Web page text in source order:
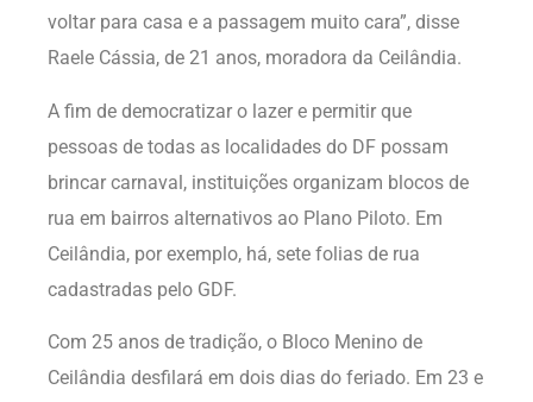
voltar para casa e a passagem muito cara”, disse
Raele Cássia, de 21 anos, moradora da Ceilândia.
A fim de democratizar o lazer e permitir que
pessoas de todas as localidades do DF possam
brincar carnaval, instituições organizam blocos de
rua em bairros alternativos ao Plano Piloto. Em
Ceilândia, por exemplo, há, sete folias de rua
cadastradas pelo GDF.
Com 25 anos de tradição, o Bloco Menino de
Ceilândia desfilará em dois dias do feriado. Em 23 e